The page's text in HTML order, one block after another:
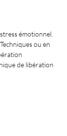
émotionnel.
ou en
de libération